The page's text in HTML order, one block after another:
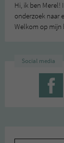
Hi, ik ben Merel!
onderzoek naar
Welkom op mijn
Social media